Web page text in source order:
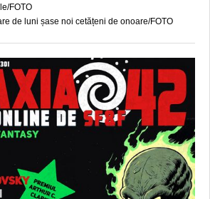
FOTO
de luni șase noi cetățeni de onoare/FOTO